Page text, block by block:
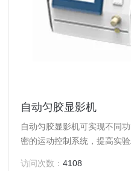
自动匀胶显影机
自动匀胶显影机可实现不同
密的运动控制系统，提高实验
访问次数：4108